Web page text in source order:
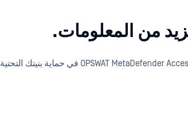
من المعلومات.
لمزيد من المعلومات حول كيفية مساعدة OPSWAT MetaDefender Access في حماية بنيتك التحتية